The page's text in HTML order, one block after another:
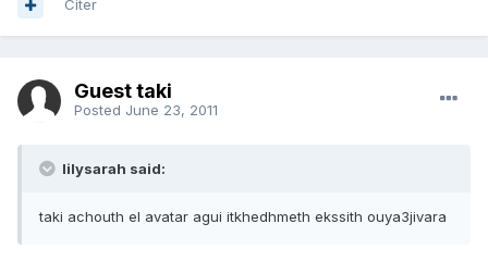
Citer
Guest taki
Posted June 23, 2011
lilysarah said:
taki achouth el avatar agui itkhedhmeth ekssith ouya3jivara